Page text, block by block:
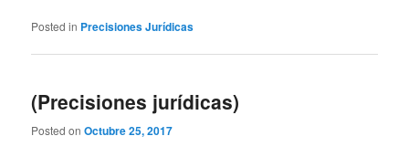
Posted in Precisiones Jurídicas
(Precisiones jurídicas)
Posted onOctubre 25, 2017